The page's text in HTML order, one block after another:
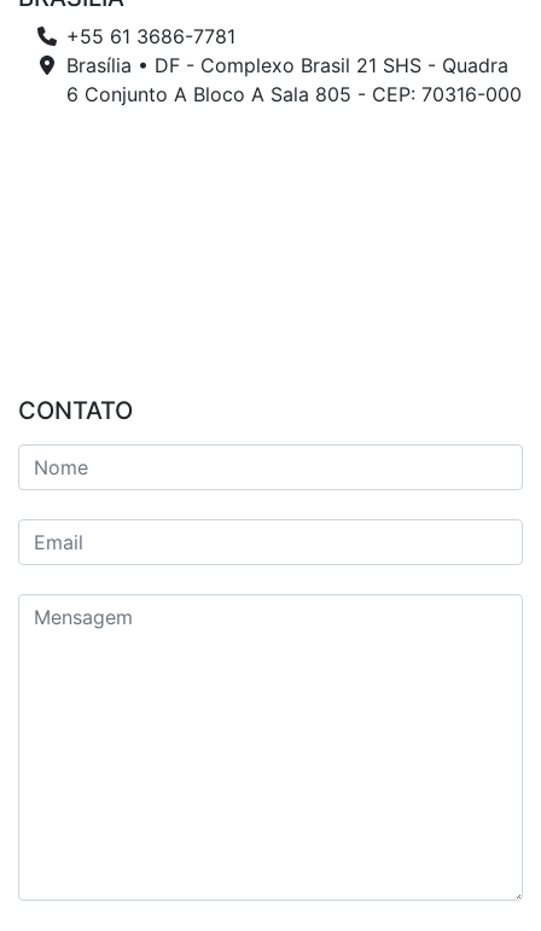
+55 61 3686-7781
Brasília • DF - Complexo Brasil 21 SHS - Quadra
6 Conjunto A Bloco A Sala 805 - CEP: 70316-000
CONTATO